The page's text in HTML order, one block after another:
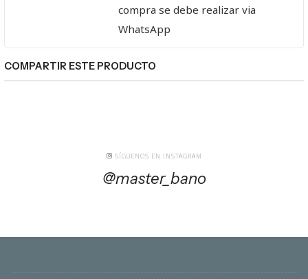
compra se debe realizar via
WhatsApp
COMPARTIR ESTE PRODUCTO
SÍGUENOS EN INSTAGRAM
@master_bano